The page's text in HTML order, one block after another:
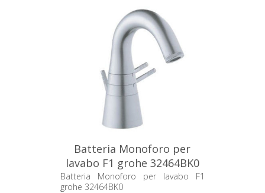
Batteria Monoforo per
lavabo F1 grohe 32464BK0
Batteria Monoforo per lavabo F1
grohe 32464BK0